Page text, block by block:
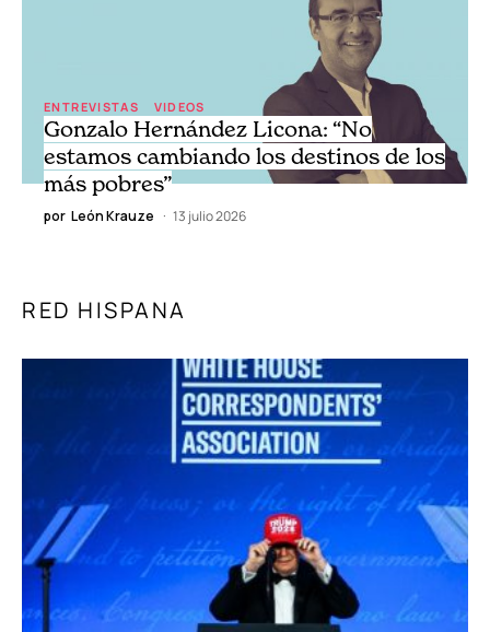
ENTREVISTAS VIDEOS
Gonzalo Hernández Licona: “No
estamos cambiando los destinos de los
más pobres”
por León Krauze 13 julio 2026
RED HISPANA